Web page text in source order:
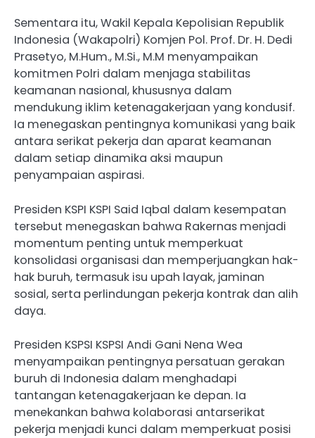
Sementara itu, Wakil Kepala Kepolisian Republik
Indonesia (Wakapolri) Komjen Pol. Prof. Dr. H. Dedi
Prasetyo, M.Hum., M.Si., M.M menyampaikan
komitmen Polri dalam menjaga stabilitas
keamanan nasional, khususnya dalam
mendukung iklim ketenagakerjaan yang kondusif.
Ia menegaskan pentingnya komunikasi yang baik
antara serikat pekerja dan aparat keamanan
dalam setiap dinamika aksi maupun
penyampaian aspirasi.
Presiden KSPI KSPI Said Iqbal dalam kesempatan
tersebut menegaskan bahwa Rakernas menjadi
momentum penting untuk memperkuat
konsolidasi organisasi dan memperjuangkan hak-
hak buruh, termasuk isu upah layak, jaminan
sosial, serta perlindungan pekerja kontrak dan alih
daya.
Presiden KSPSI KSPSI Andi Gani Nena Wea
menyampaikan pentingnya persatuan gerakan
buruh di Indonesia dalam menghadapi
tantangan ketenagakerjaan ke depan. Ia
menekankan bahwa kolaborasi antarserikat
pekerja menjadi kunci dalam memperkuat posisi